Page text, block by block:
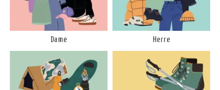
Dame Herre